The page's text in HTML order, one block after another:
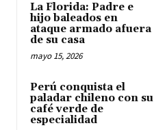
La Florida: Padre e
hijo baleados en
ataque armado afuera
de su casa
mayo 15, 2026
Perú conquista el
paladar chileno con su
café verde de
especialidad